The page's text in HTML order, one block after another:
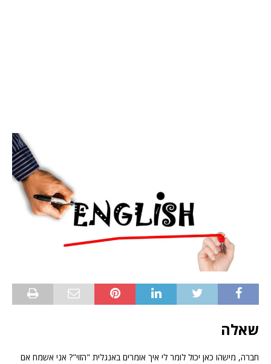
שאלה
חברה, מישהו כאן יכול לומר לי איך אומרים באנגלית "הזוי"? אני אשמח אם